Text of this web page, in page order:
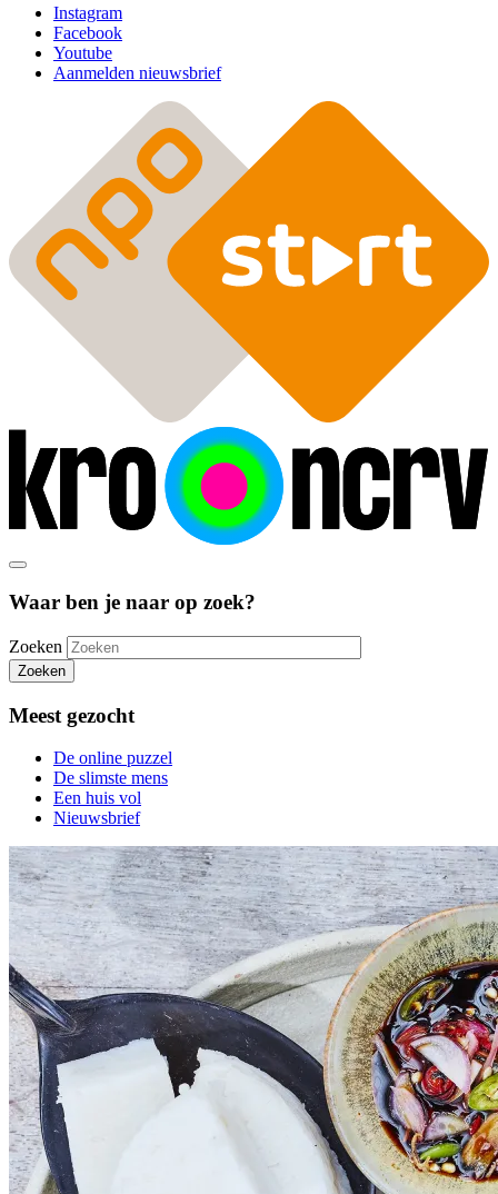
Instagram
Facebook
Youtube
Aanmelden nieuwsbrief
Waar ben je naar op zoek?
Zoeken
Zoeken
Meest gezocht
De online puzzel
De slimste mens
Een huis vol
Nieuwsbrief